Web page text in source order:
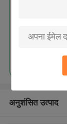
अनुशंसित उत्पाद